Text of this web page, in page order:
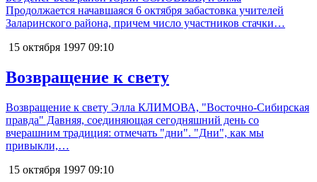
Продолжается начавшаяся 6 октября забастовка учителей
Заларинского района, причем число участников стачки…
15 октября 1997 09:10
Возвращение к свету
Возвращение к свету Элла КЛИМОВА, "Восточно-Сибирская
правда" Давняя, соединяющая сегодняшний день со
вчерашним традиция: отмечать "дни". "Дни", как мы
привыкли,…
15 октября 1997 09:10